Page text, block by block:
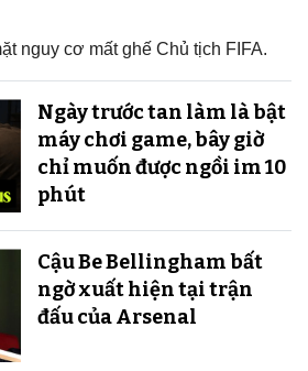
nguy cơ mất ghế Chủ tịch FIFA.
Ngày trước tan làm là bật
máy chơi game, bây giờ
chỉ muốn được ngồi im 10
phút
Cậu Be Bellingham bất
ngờ xuất hiện tại trận
đấu của Arsenal